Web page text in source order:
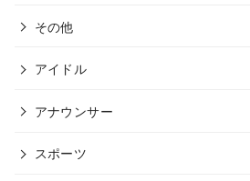
その他
アイドル
アナウンサー
スポーツ